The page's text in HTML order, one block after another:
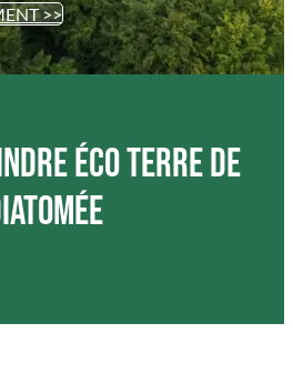
>>
ÉCO terre de